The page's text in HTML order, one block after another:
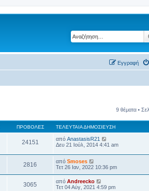
Εγγραφή
9 θέματα •
ΠΡΟΒΟΛΈΣ ΤΕΛΕΥΤΑΊΑ ΔΗΜΟΣΊΕΥΣΗ
24151 από AnastasisR21
Δευ 21 Ιούλ, 2014 4:41 am
2816 από Smoses
Τετ 26 Ιαν, 2022 10:36 pm
3065 από Andreecko
Τετ 04 Αύγ, 2021 4:59 pm